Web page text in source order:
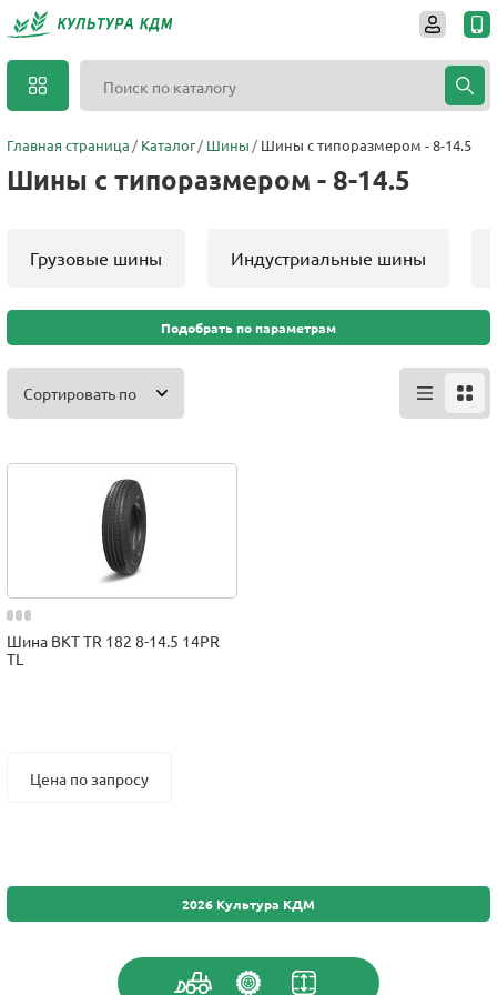
Главная страница Каталог Шины Шины с типоразмером - 8-14.5
Шины с типоразмером - 8-14.5
Грузовые шины Индустриальные шины
Подобрать по параметрам
Сортировать по
Шина BKT TR 182 8-14.5 14PR
TL
Цена по запросу
2026 Культура КДМ